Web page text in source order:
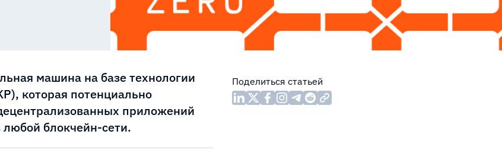
машина на базе технологии
которая потенциально
приложений
любой блокчейн-сети.
Поделиться статьей